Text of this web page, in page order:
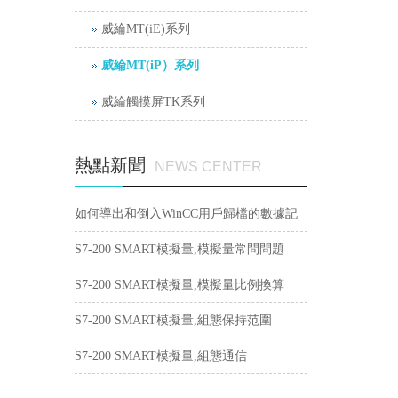
威綸MT(iE)系列
威綸MT(iP）系列
威綸觸摸屏TK系列
熱點新聞 NEWS CENTER
如何導出和倒入WinCC用戶歸檔的數據記
錄？
S7-200 SMART模擬量,模擬量常問問題
S7-200 SMART模擬量,模擬量比例換算
S7-200 SMART模擬量,組態保持范圍
S7-200 SMART模擬量,組態通信